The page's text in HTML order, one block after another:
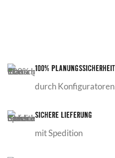
100% PLANUNGSSICHERHEIT
durch Konfiguratoren
SICHERE LIEFERUNG
mit Spedition